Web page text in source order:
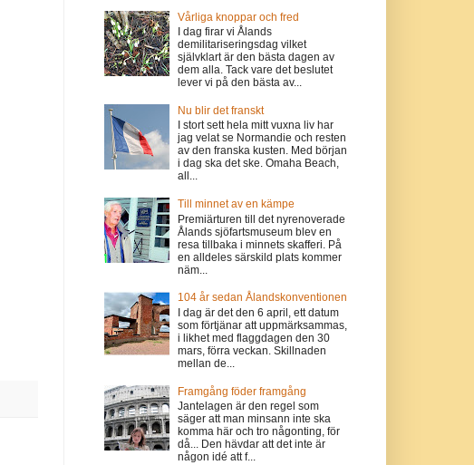
Vårliga knoppar och fred
I dag firar vi Ålands
demilitariseringsdag vilket
självklart är den bästa dagen av
dem alla. Tack vare det beslutet
lever vi på den bästa av...
Nu blir det franskt
I stort sett hela mitt vuxna liv har
jag velat se Normandie och resten
av den franska kusten. Med början
i dag ska det ske. Omaha Beach,
all...
Till minnet av en kämpe
Premiärturen till det nyrenoverade
Ålands sjöfartsmuseum blev en
resa tillbaka i minnets skafferi. På
en alldeles särskild plats kommer
näm...
104 år sedan Ålandskonventionen
I dag är det den 6 april, ett datum
som förtjänar att uppmärksammas,
i likhet med flaggdagen den 30
mars, förra veckan. Skillnaden
mellan de...
Framgång föder framgång
Jantelagen är den regel som
säger att man minsann inte ska
komma här och tro någonting, för
då... Den hävdar att det inte är
någon idé att f...